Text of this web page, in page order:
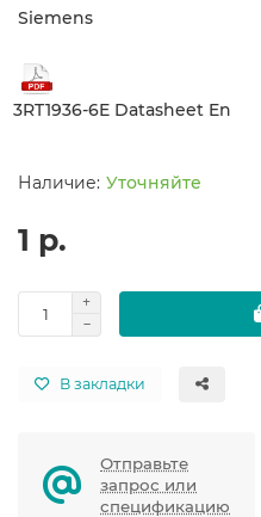
Siemens
3RT1936-6E Datasheet En
Уточняйте
1 р.
В закладки
Отправьте
запрос или
спецификацию